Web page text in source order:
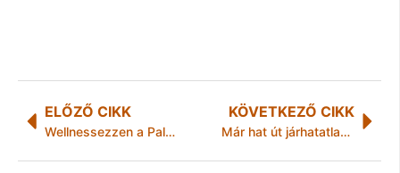
ELŐZŐ CIKK
Wellnessezzen a Palotában!
KÖVETKEZŐ CIKK
Már hat út járhatatlan, és két települést elzárt a hó Borsod-Abaúj-Zemplénben